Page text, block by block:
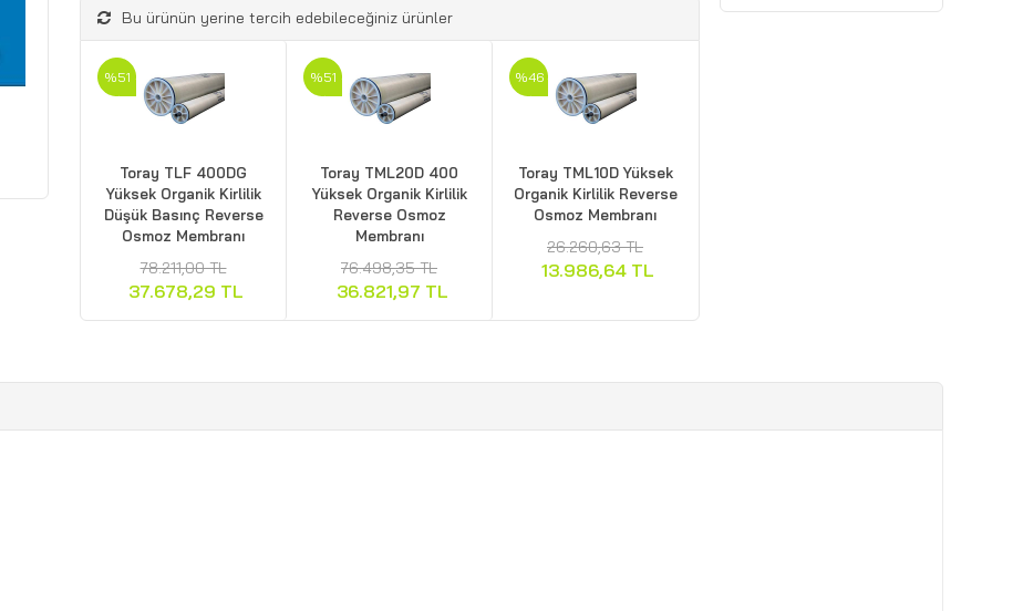
Bu ürünün yerine tercih edebileceğiniz ürünler
Toray TLF 400DG
Yüksek Organik Kirlilik
Düşük Basınç Reverse
Osmoz Membranı
78.211,00 TL
37.678,29 TL
%51
Toray TML20D 400
Yüksek Organik Kirlilik
Reverse Osmoz
Membranı
76.498,35 TL
36.821,97 TL
%51
Toray TML10D Yüksek
Organik Kirlilik Reverse
Osmoz Membranı
26.260,63 TL
13.986,64 TL
%46